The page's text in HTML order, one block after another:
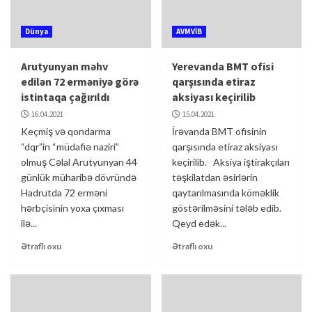
Dünya
Arutyunyan məhv
edilən 72 erməniyə görə
istintaqa çağırıldı
16.04.2021
Keçmiş və qondarma
“dqr”in “müdafiə naziri”
olmuş Cəlal Arutyunyan 44
günlük müharibə dövründə
Hadrutda 72 erməni
hərbçisinin yoxa çıxması
ilə...
Ətraflı oxu
AVMVİB
Yerevanda BMT ofisi
qarşısında etiraz
aksiyası keçirilib
15.04.2021
İrəvanda BMT ofisinin
qarşısında etiraz aksiyası
keçirilib. Aksiya iştirakçıları
təşkilatdan əsirlərin
qaytarılmasında köməklik
göstərilməsini tələb edib.
Qeyd edək...
Ətraflı oxu